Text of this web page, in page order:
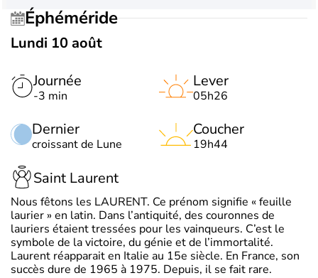
Éphéméride
Lundi 10 août
Journée
-3 min
Dernier
croissant de Lune
Lever
05h26
Coucher
19h44
Saint Laurent
Nous fêtons les LAURENT. Ce prénom signifie « feuille
laurier » en latin. Dans l’antiquité, des couronnes de
lauriers étaient tressées pour les vainqueurs. C’est le
symbole de la victoire, du génie et de l’immortalité.
Laurent réapparait en Italie au 15e siècle. En France, son
succès dure de 1965 à 1975. Depuis, il se fait rare.